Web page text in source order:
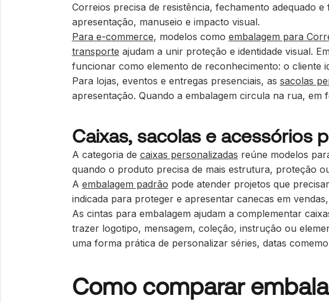
Correios precisa de resistência, fechamento adequado
apresentação, manuseio e impacto visual.
Para e-commerce, modelos como embalagem para
transporte ajudam a unir proteção e identidade visual.
funcionar como elemento de reconhecimento: o cliente
Para lojas, eventos e entregas presenciais, as sacolas
apresentação. Quando a embalagem circula na rua, em
Caixas, sacolas e acessórios
A categoria de caixas personalizadas reúne modelos
quando o produto precisa de mais estrutura, proteção
A embalagem padrão pode atender projetos que
indicada para proteger e apresentar canecas em
As cintas para embalagem ajudam a complementar
trazer logotipo, mensagem, coleção, instrução ou
uma forma prática de personalizar séries, datas
Como comparar